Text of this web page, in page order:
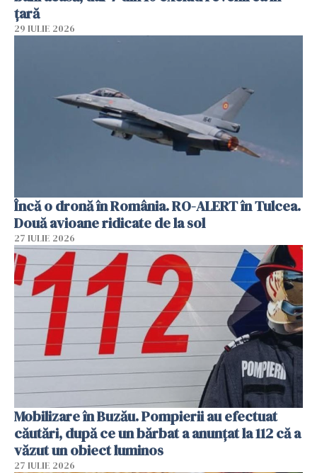
țară
29 IULIE 2026
Încă o dronă în România. RO-ALERT în Tulcea.
Două avioane ridicate de la sol
27 IULIE 2026
Mobilizare în Buzău. Pompierii au efectuat
căutări, după ce un bărbat a anunțat la 112 că a
văzut un obiect luminos
27 IULIE 2026